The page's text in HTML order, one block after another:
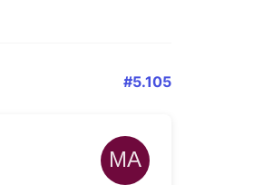
#5.105